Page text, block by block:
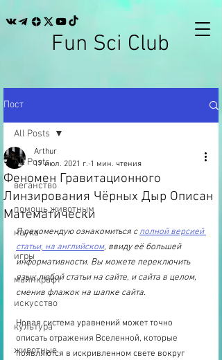
Fun Sci Club
Пост
All Posts
веганство
помощь животным
наука
игры
майнкрафт
искусство
культура
животные
All Posts
Феномен Гравитационного
Линзирования Чёрных Дыр Описан
Математически
Arthur
17 июл. 2021 г. 1 мин. чтения
Я рекомендую ознакомиться с полной версией
статьи, на английском, ввиду её большей
информативности. Вы можете переключить
язык любой статьи на сайте, и сайта в целом,
сменив флажок на шапке сайта.
Новая система уравнений может точно
описать отражения Вселенной, которые
появляются в искривленном свете вокруг